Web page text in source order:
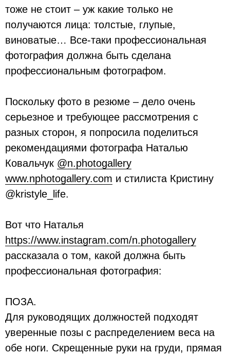
тоже не стоит – уж какие только не
получаются лица: толстые, глупые,
виноватые… Все-таки профессиональная
фотография должна быть сделана
профессиональным фотографом.
Поскольку фото в резюме – дело очень
серьезное и требующее рассмотрения с
разных сторон, я попросила поделиться
рекомендациями фотографа Наталью
Ковальчук @n.photogallery
www.nphotogallery.com и стилиста Кристину
@kristyle_life.
Вот что Наталья
https://www.instagram.com/n.photogallery
рассказала о том, какой должна быть
профессиональная фотография:
ПОЗА.
Для руководящих должностей подходят
уверенные позы с распределением веса на
обе ноги. Скрещенные руки на груди, прямая